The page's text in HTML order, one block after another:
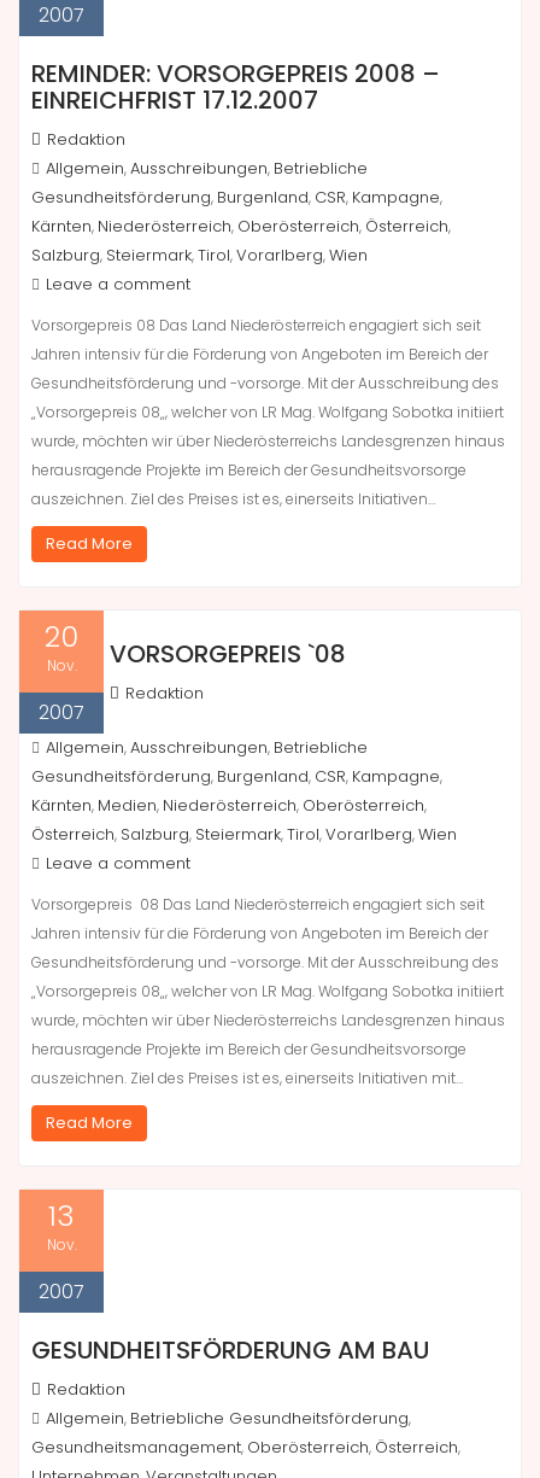
2007
REMINDER: VORSORGEPREIS 2008 –
EINREICHFRIST 17.12.2007
Redaktion
Allgemein,Ausschreibungen, Betriebliche
Gesundheitsförderung, Burgenland, CSR, Kampagne,
Kärnten, Niederösterreich, Oberösterreich, Österreich,
Salzburg, Steiermark,Tirol,Vorarlberg,Wien
Leave a comment
Vorsorgepreis 08 Das Land Niederösterreich engagiert sich seit
Jahren intensiv für die Förderung von Angeboten im Bereich der
Gesundheitsförderung und -vorsorge. Mit der Ausschreibung des
„Vorsorgepreis 08„, welcher von LR Mag. Wolfgang Sobotka initiiert
wurde, möchten wir über Niederösterreichs Landesgrenzen hinaus
herausragende Projekte im Bereich der Gesundheitsvorsorge
auszeichnen. Ziel des Preises ist es, einerseits Initiativen…
Read More
20
Nov.
2007
VORSORGEPREIS `08
Redaktion
Allgemein,Ausschreibungen, Betriebliche
Gesundheitsförderung, Burgenland, CSR, Kampagne,
Kärnten, Medien, Niederösterreich, Oberösterreich,
Österreich, Salzburg, Steiermark,Tirol,Vorarlberg,Wien
Leave a comment
Vorsorgepreis 08 Das Land Niederösterreich engagiert sich seit
Jahren intensiv für die Förderung von Angeboten im Bereich der
Gesundheitsförderung und -vorsorge. Mit der Ausschreibung des
„Vorsorgepreis 08„, welcher von LR Mag. Wolfgang Sobotka initiiert
wurde, möchten wir über Niederösterreichs Landesgrenzen hinaus
herausragende Projekte im Bereich der Gesundheitsvorsorge
auszeichnen. Ziel des Preises ist es, einerseits Initiativen mit…
Read More
13
Nov.
2007
GESUNDHEITSFÖRDERUNG AM BAU
Redaktion
Allgemein, Betriebliche Gesundheitsförderung,
Gesundheitsmanagement, Oberösterreich, Österreich,